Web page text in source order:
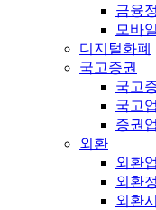
금융
모바
디지털화폐
국고증권
국고
국고
증권
외환
외환
외환
외환